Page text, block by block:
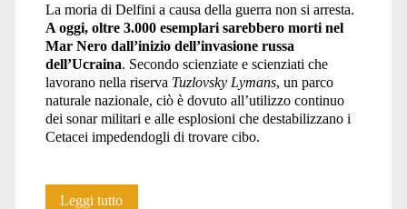
La moria di Delfini a causa della guerra non si arresta.
A oggi, oltre 3.000 esemplari sarebbero morti nel
Mar Nero dall’inizio dell’invasione russa
dell’Ucraina. Secondo scienziate e scienziati che
lavorano nella riserva Tuzlovsky Lymans, un parco
naturale nazionale, ciò è dovuto all’utilizzo continuo
dei sonar militari e alle esplosioni che destabilizzano i
Cetacei impedendogli di trovare cibo.
Leggi tuttoAnche